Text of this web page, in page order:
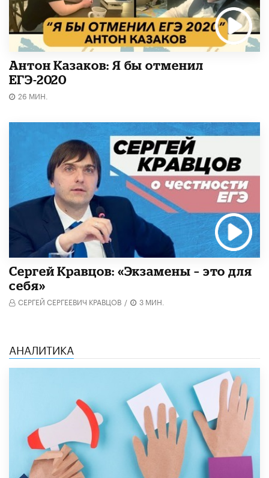
Антон Казаков: Я бы отменил
ЕГЭ-2020
26 МИН.
Сергей Кравцов: «Экзамены – это для
себя»
СЕРГЕЙ СЕРГЕЕВИЧ КРАВЦОВ / 3 МИН.
АНАЛИТИКА